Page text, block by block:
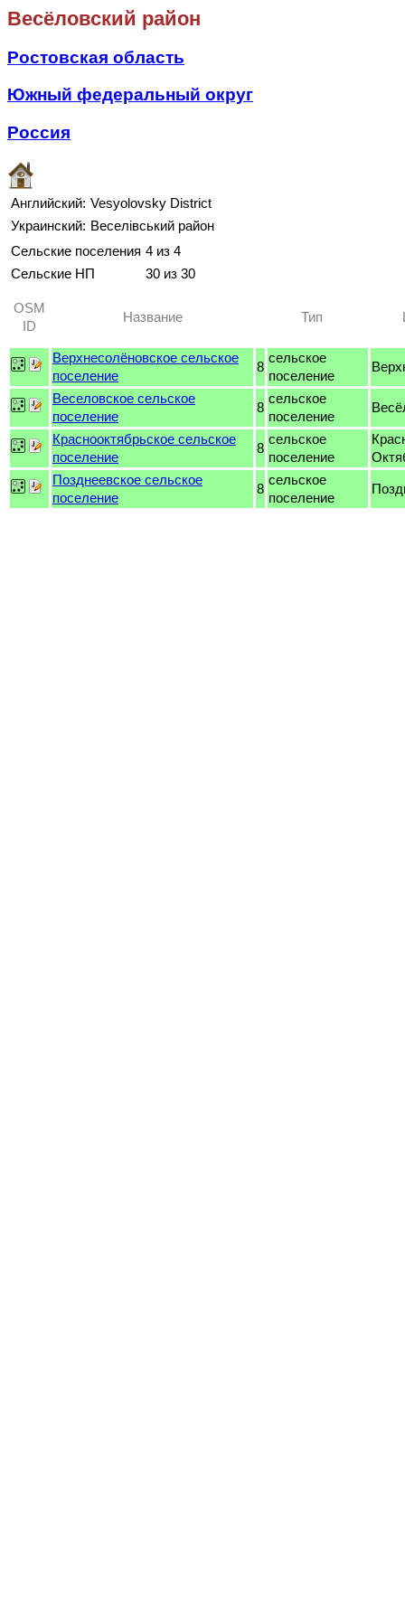
Весёловский район
Ростовская область
Южный федеральный округ
Россия
Английский: Vesyolovsky District
Украинский: Веселівський район
Сельские поселения 4 из 4
Сельские НП
30 из 30
OSM
ID
Название Тип
Верхнесолёновское сельское
поселение
8
сельское
поселение
Веселовское сельское
поселение
8
сельское
поселение
Краснооктябрьское сельское
поселение
8
сельское
поселение
Позднеевское сельское
поселение
8
сельское
поселение